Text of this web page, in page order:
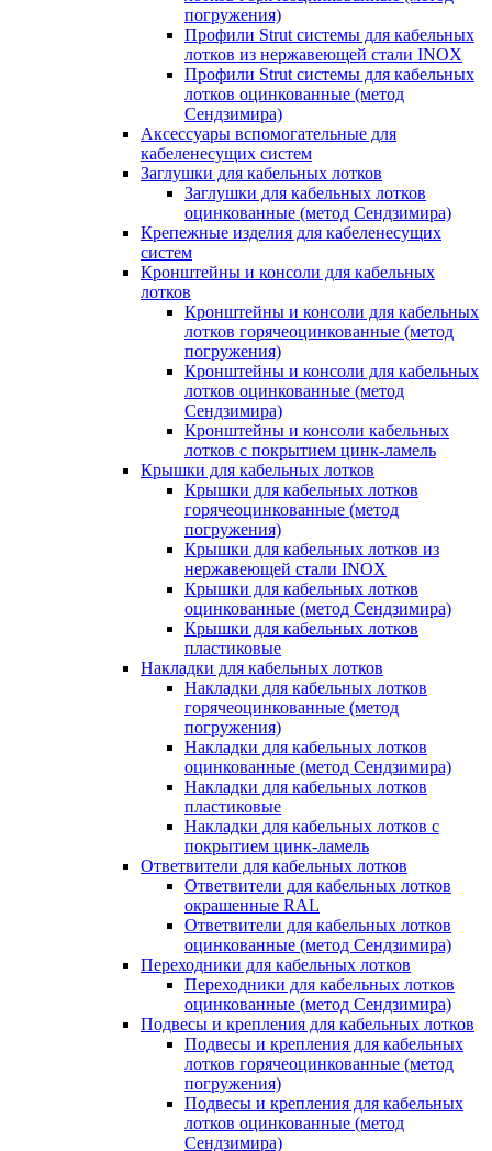
погружения)
Профили Strut системы для кабельных
лотков из нержавеющей стали INOX
Профили Strut системы для кабельных
лотков оцинкованные (метод
Сендзимира)
Аксессуары вспомогательные для
кабеленесущих систем
Заглушки для кабельных лотков
Заглушки для кабельных лотков
оцинкованные (метод Сендзимира)
Крепежные изделия для кабеленесущих
систем
Кронштейны и консоли для кабельных
лотков
Кронштейны и консоли для кабельных
лотков горячеоцинкованные (метод
погружения)
Кронштейны и консоли для кабельных
лотков оцинкованные (метод
Сендзимира)
Кронштейны и консоли кабельных
лотков с покрытием цинк-ламель
Крышки для кабельных лотков
Крышки для кабельных лотков
горячеоцинкованные (метод
погружения)
Крышки для кабельных лотков из
нержавеющей стали INOX
Крышки для кабельных лотков
оцинкованные (метод Сендзимира)
Крышки для кабельных лотков
пластиковые
Накладки для кабельных лотков
Накладки для кабельных лотков
горячеоцинкованные (метод
погружения)
Накладки для кабельных лотков
оцинкованные (метод Сендзимира)
Накладки для кабельных лотков
пластиковые
Накладки для кабельных лотков с
покрытием цинк-ламель
Ответвители для кабельных лотков
Ответвители для кабельных лотков
окрашенные RAL
Ответвители для кабельных лотков
оцинкованные (метод Сендзимира)
Переходники для кабельных лотков
Переходники для кабельных лотков
оцинкованные (метод Сендзимира)
Подвесы и крепления для кабельных лотков
Подвесы и крепления для кабельных
лотков горячеоцинкованные (метод
погружения)
Подвесы и крепления для кабельных
лотков оцинкованные (метод
Сендзимира)